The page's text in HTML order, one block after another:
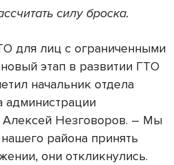
силу броска.
для лиц с ограниченными
этап в развитии ГТО
начальник отдела
администрации
Алексей Незговоров. – Мы
района принять
они откликнулись.